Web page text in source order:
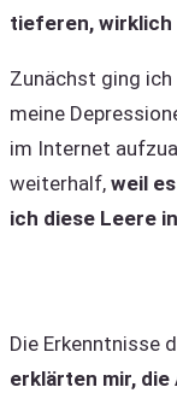
tieferen, wirklich
Zunächst ging ich
meine
im Internet
weiterhalf, weil
ich diese Leere
Die Erkenntnisse
erklärten mir,